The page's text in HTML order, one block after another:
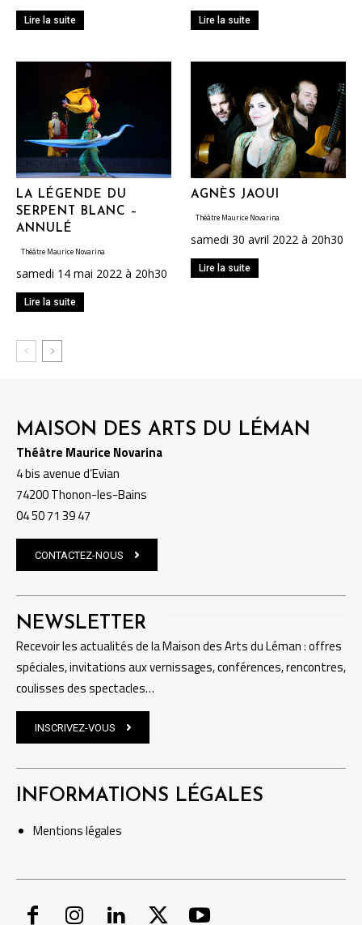
Lire la suite Lire la suite
LA LÉGENDE DU
SERPENT BLANC –
ANNULÉ
Théâtre Maurice Novarina
samedi 14 mai 2022 à 20h30
Lire la suite
AGNÈS JAOUI
Théâtre Maurice Novarina
samedi 30 avril 2022 à 20h30
Lire la suite
MAISON DES ARTS DU LÉMAN
Théâtre Maurice Novarina
4 bis avenue d’Evian
74200 Thonon-les-Bains
04 50 71 39 47
CONTACTEZ-NOUS
NEWSLETTER
Recevoir les actualités de la Maison des Arts du Léman : offres
spéciales, invitations aux vernissages, conférences, rencontres,
coulisses des spectacles…
INSCRIVEZ-VOUS
INFORMATIONS LÉGALES
Mentionslégales